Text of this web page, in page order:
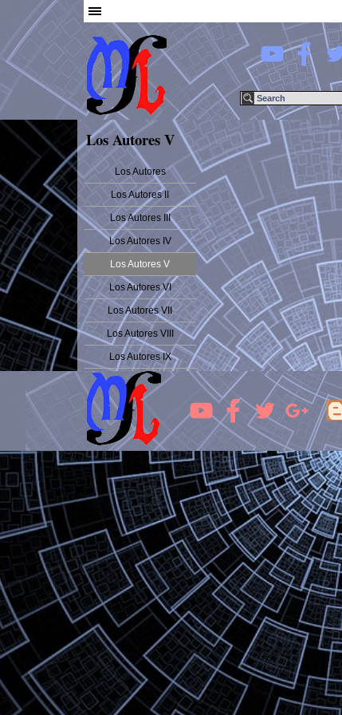
Los Autores V
Los Autores
Los Autores II
Los Autores III
Los Autores IV
Los Autores V
Los Autores VI
Los Autores VII
Los Autores VIII
Los Autores IX